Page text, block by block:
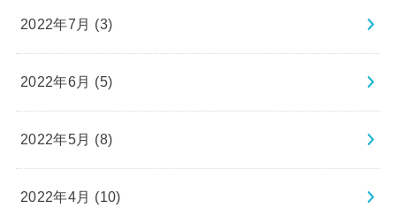
2022年7月 (3)
2022年6月 (5)
2022年5月 (8)
2022年4月 (10)